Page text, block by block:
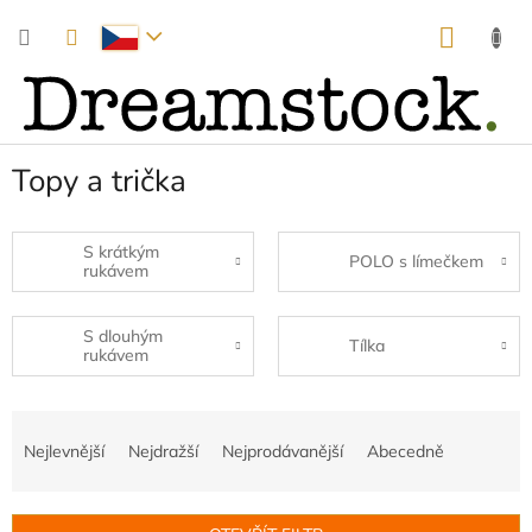
Topy a trička
S krátkým
rukávem
POLO s límečkem
S dlouhým
rukávem
Tílka
Nejlevnější Nejdražší Nejprodávanější Abecedně